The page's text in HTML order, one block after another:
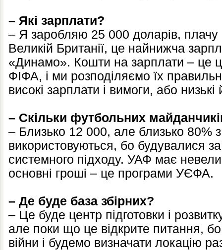
– Які зарплати?
– Я заробляю 25 000 доларів, плачу
Великій Британії, це найнижча
«Динамо». Кошти на зарплати – це
ФІФА, і ми розподіляємо їх
високі зарплати і вимоги, або
– Скільки футбольних
– Близько 12 000, але близько 80%
використовуються, бо будувалися
системного підходу. УАФ має
основні гроші – це програми УЄФА.
– Де буде база збірних?
– Це буде центр підготовки і
але поки що це відкрите питання,
війни і будемо визначати локацію